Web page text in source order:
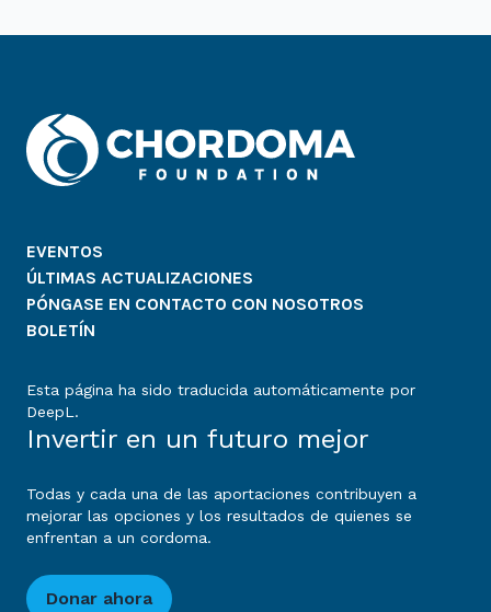
EVENTOS
ÚLTIMAS ACTUALIZACIONES
PÓNGASE EN CONTACTO CON NOSOTROS
BOLETÍN
Esta página ha sido traducida automáticamente por
DeepL.
Invertir en un futuro mejor
Todas y cada una de las aportaciones contribuyen a
mejorar las opciones y los resultados de quienes se
enfrentan a un cordoma.
Donar ahora